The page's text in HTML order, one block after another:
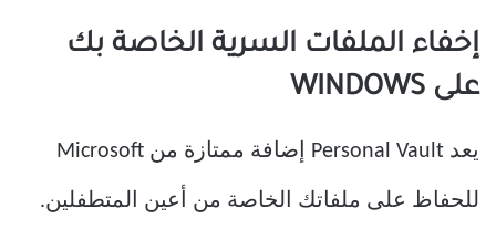
إخفاء الملفات السرية الخاصة بك
على WINDOWS
يعد Personal Vault إضافة ممتازة من Microsoft
للحفاظ على ملفاتك الخاصة من أعين المتطفلين.